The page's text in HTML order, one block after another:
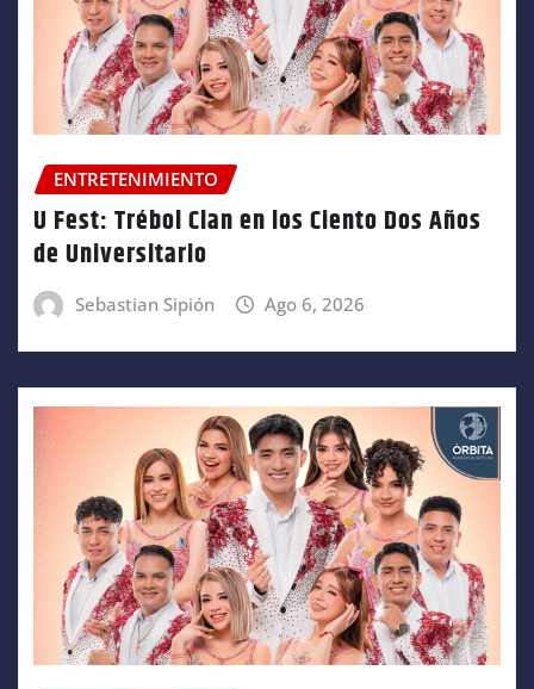
ENTRETENIMIENTO
U Fest: Trébol Clan en los Ciento Dos Años
de Universitario
Sebastian Sipión Ago 6, 2026